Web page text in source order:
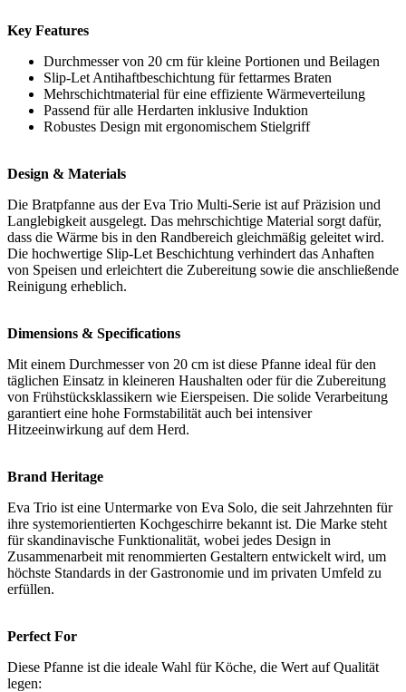
Key Features
Durchmesser von 20 cm für kleine Portionen und Beilagen
Slip-Let Antihaftbeschichtung für fettarmes Braten
Mehrschichtmaterial für eine effiziente Wärmeverteilung
Passend für alle Herdarten inklusive Induktion
Robustes Design mit ergonomischem Stielgriff
Design & Materials
Die Bratpfanne aus der Eva Trio Multi-Serie ist auf Präzision und
Langlebigkeit ausgelegt. Das mehrschichtige Material sorgt dafür,
dass die Wärme bis in den Randbereich gleichmäßig geleitet wird.
Die hochwertige Slip-Let Beschichtung verhindert das Anhaften
von Speisen und erleichtert die Zubereitung sowie die anschließende
Reinigung erheblich.
Dimensions & Specifications
Mit einem Durchmesser von 20 cm ist diese Pfanne ideal für den
täglichen Einsatz in kleineren Haushalten oder für die Zubereitung
von Frühstücksklassikern wie Eierspeisen. Die solide Verarbeitung
garantiert eine hohe Formstabilität auch bei intensiver
Hitzeeinwirkung auf dem Herd.
Brand Heritage
Eva Trio ist eine Untermarke von Eva Solo, die seit Jahrzehnten für
ihre systemorientierten Kochgeschirre bekannt ist. Die Marke steht
für skandinavische Funktionalität, wobei jedes Design in
Zusammenarbeit mit renommierten Gestaltern entwickelt wird, um
höchste Standards in der Gastronomie und im privaten Umfeld zu
erfüllen.
Perfect For
Diese Pfanne ist die ideale Wahl für Köche, die Wert auf Qualität
legen: